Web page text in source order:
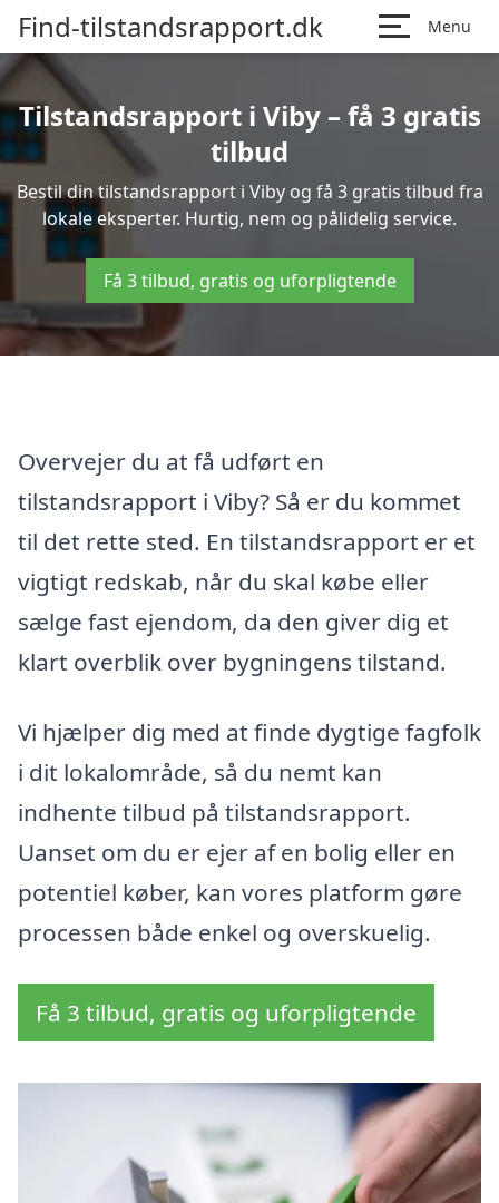
Find-tilstandsrapport.dk Menu
Tilstandsrapport i Viby – få 3 gratis
tilbud
Bestil din tilstandsrapport i Viby og få 3 gratis tilbud fra
lokale eksperter. Hurtig, nem og pålidelig service.
Få 3 tilbud, gratis og uforpligtende
Overvejer du at få udført en
tilstandsrapport i Viby? Så er du kommet
til det rette sted. En tilstandsrapport er et
vigtigt redskab, når du skal købe eller
sælge fast ejendom, da den giver dig et
klart overblik over bygningens tilstand.
Vi hjælper dig med at finde dygtige fagfolk
i dit lokalområde, så du nemt kan
indhente tilbud på tilstandsrapport.
Uanset om du er ejer af en bolig eller en
potentiel køber, kan vores platform gøre
processen både enkel og overskuelig.
Få 3 tilbud, gratis og uforpligtende